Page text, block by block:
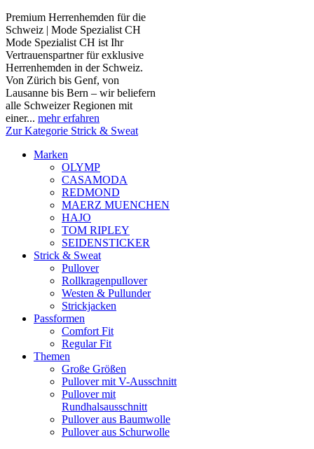
Premium Herrenhemden für die
Schweiz | Mode Spezialist CH
Mode Spezialist CH ist Ihr
Vertrauenspartner für exklusive
Herrenhemden in der Schweiz.
Von Zürich bis Genf, von
Lausanne bis Bern – wir beliefern
alle Schweizer Regionen mit
einer... mehr erfahren
Zur Kategorie Strick & Sweat
Marken
OLYMP
CASAMODA
REDMOND
MAERZ MUENCHEN
HAJO
TOM RIPLEY
SEIDENSTICKER
Strick & Sweat
Pullover
Rollkragenpullover
Westen & Pullunder
Strickjacken
Passformen
Comfort Fit
Regular Fit
Themen
Große Größen
Pullover mit V-Ausschnitt
Pullover mit
Rundhalsausschnitt
Pullover aus Baumwolle
Pullover aus Schurwolle